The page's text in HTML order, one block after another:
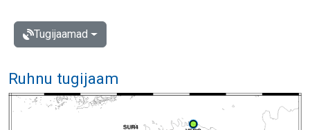
Tugijaamad
Ruhnu tugijaam